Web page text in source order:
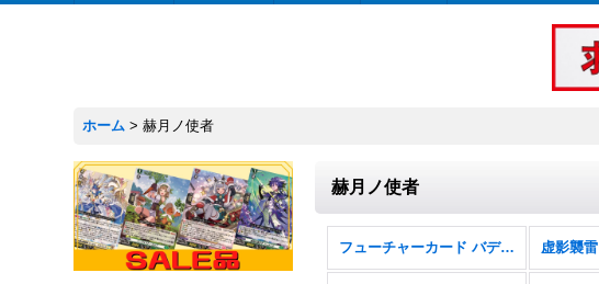
ホーム > 赫月ノ使者
赫月ノ使者
フューチャーカード バディファイト ディザスターフォース 虚影襲雷